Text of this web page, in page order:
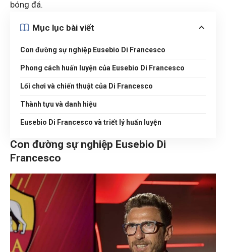
bóng đá.
Mục lục bài viết
Con đường sự nghiệp Eusebio Di Francesco
Phong cách huấn luyện của Eusebio Di Francesco
Lối chơi và chiến thuật của Di Francesco
Thành tựu và danh hiệu
Eusebio Di Francesco và triết lý huấn luyện
Con đường sự nghiệp Eusebio Di
Francesco